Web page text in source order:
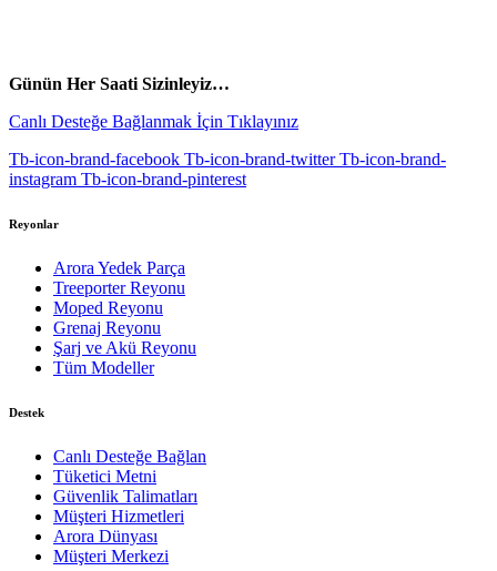
Günün Her Saati Sizinleyiz…
Canlı Desteğe Bağlanmak İçin Tıklayınız
Tb-icon-brand-facebook Tb-icon-brand-twitter Tb-icon-brand-
instagram Tb-icon-brand-pinterest
Reyonlar
Arora Yedek Parça
Treeporter Reyonu
Moped Reyonu
Grenaj Reyonu
Şarj ve Akü Reyonu
Tüm Modeller
Destek
Canlı Desteğe Bağlan
Tüketici Metni
Güvenlik Talimatları
Müşteri Hizmetleri
Arora Dünyası
Müşteri Merkezi